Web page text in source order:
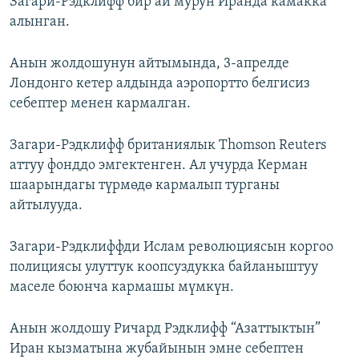
ЫҢГАЙСЫЗ СУРООЛОР
ОНЛАЙН ШЕРИНЕ
алынган.
Анын жолдошунун айтымында, 3-апрелде
Лондонго кетер алдында аэропортто белгисиз
себептер менен кармалган.
Загари-Рэдклифф британиялык Thomson Reuters
аттуу фонддо эмгектенген. Ал учурда Керман
шаарындагы түрмөдө кармалып турганы
айтылууда.
Загари-Рэдклиффди Ислам революциясын коргоо
полициясы улуттук коопсуздукка байланыштуу
маселе боюнча кармашы мүмкүн.
Анын жолдошу Ричард Рэдклифф “Азаттыктын”
Иран кызматына жубайынын эмне себептен